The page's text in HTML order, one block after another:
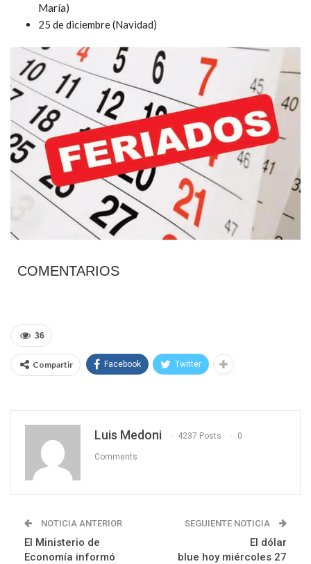
María)
25 de diciembre (Navidad)
COMENTARIOS
36
Compartir Facebook Twitter
Luis Medoni 4237 Posts 0
Comments
NOTICIA ANTERIOR
El Ministerio de
Economía informó
SEGUIENTE NOTICIA
El dólar
blue hoy miércoles 27